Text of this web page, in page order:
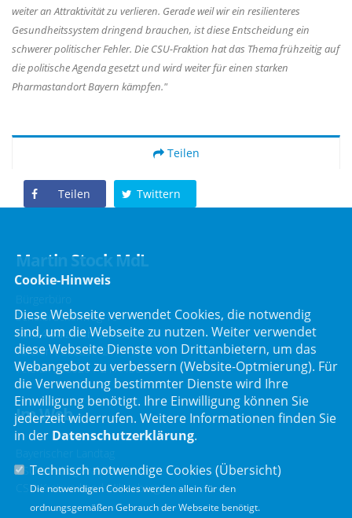
weiter an Attraktivität zu verlieren. Gerade weil wir ein resilienteres
Gesundheitssystem dringend brauchen, ist diese Entscheidung ein
schwerer politischer Fehler. Die CSU-Fraktion hat das Thema frühzeitig auf
die politische Agenda gesetzt und wird weiter für einen starken
Pharmastandort Bayern kämpfen."
Teilen
Teilen Twittern
Martin Stock MdL
Bürgerbüro
Schafbrückenweg 10
63834 Sulzbach am Main
Telefon :06028 / 217 496 0
Telefax : 06028 / 217 496 9
Im Web
CSU Landtagsfraktion
CSU Kreisverband Miltenberg
Cookie-Hinweis
Diese Webseite verwendet Cookies, die notwendig
sind, um die Webseite zu nutzen. Weiter verwendet
diese Webseite Dienste von Drittanbietern, um das
Webangebot zu verbessern (Website-Optmierung). Für
die Verwendung bestimmter Dienste wird Ihre
Einwilligung benötigt. Ihre Einwilligung können Sie
jederzeit widerrufen. Weitere Informationen finden Sie
in der Datenschutzerklärung.
Technisch notwendige Cookies (Übersicht)
Die notwendigen Cookies werden allein für den
ordnungsgemäßen Gebrauch der Webseite benötigt.